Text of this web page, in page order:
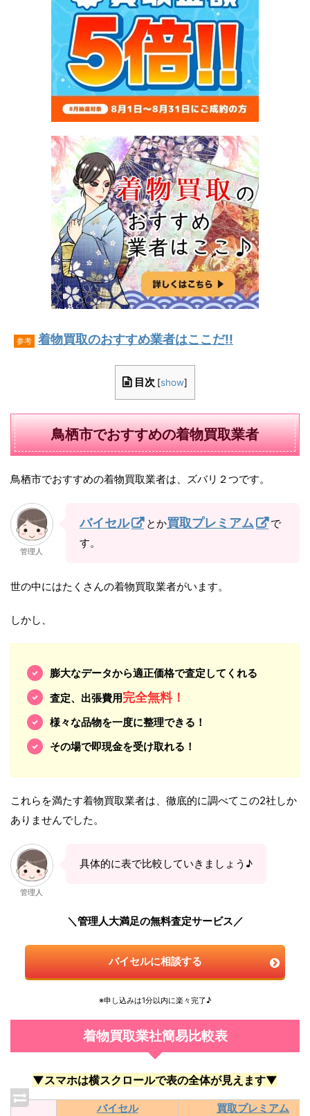
参考 着物買取のおすすめ業者はここだ!!
目次 [show]
鳥栖市でおすすめの着物買取業者
鳥栖市でおすすめの着物買取業者は、ズバリ２つです。
管理人
バイセル とか買取プレミアム
で
す。
世の中にはたくさんの着物買取業者がいます。
しかし、
膨大なデータから適正価格で査定してくれる
査定、出張費用完全無料！
様々な品物を一度に整理できる！
その場で即現金を受け取れる！
これらを満たす着物買取業者は、徹底的に調べてこの2社しか
ありませんでした。
管理人
具体的に表で比較していきましょう♪
＼管理人大満足の無料査定サービス／
バイセルに相談する
※申し込みは1分以内に楽々完了♪
着物買取業社簡易比較表
▼スマホは横スクロールで表の全体が見えます▼
バイセル 買取プレミアム